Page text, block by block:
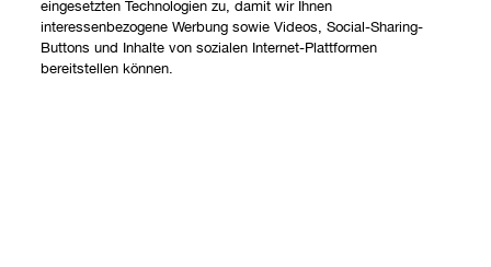
Shoppen
eingesetzten Technologien zu, damit wir Ihnen
interessenbezogene Werbung sowie Videos, Social-Sharing-
Buttons und Inhalte von sozialen Internet-Plattformen
bereitstellen können.